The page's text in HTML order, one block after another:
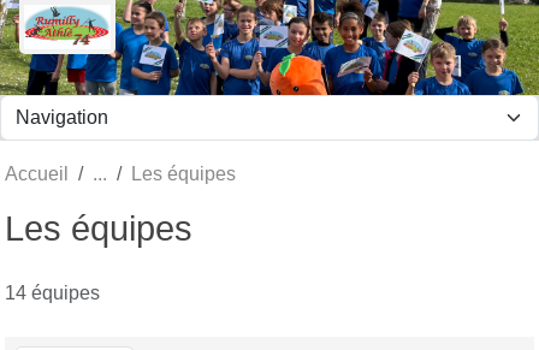
Accueil Les équipes
Les équipes
14 équipes
Panneau de gestion des cookies